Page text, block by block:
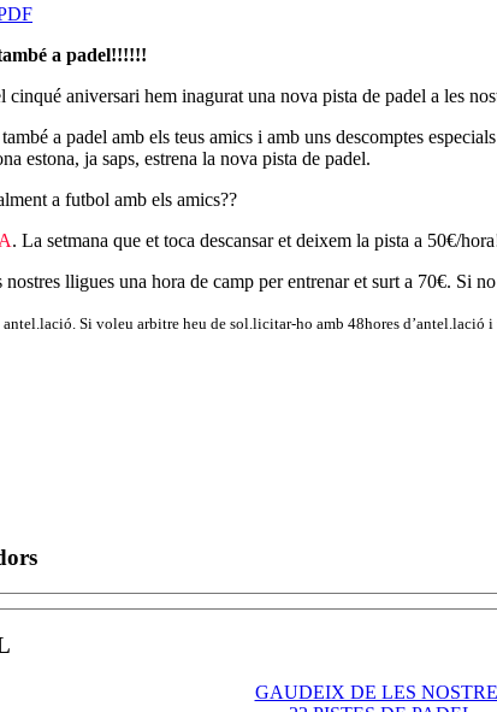
a padel!!!!!!
aniversari hem inagurat una nova pista de padel a les
a padel amb els teus amics i amb uns descomptes
estona, ja saps, estrena la nova pista de padel.
a futbol amb els amics??
. La setmana que et toca descansar et deixem la pista a 50€/
nostres lligues una hora de camp per entrenar et surt a 70€. Si
antel.lació. Si voleu arbitre heu de sol.licitar-ho amb 48hores d’antel.lació i
GAUDEIX DE LES